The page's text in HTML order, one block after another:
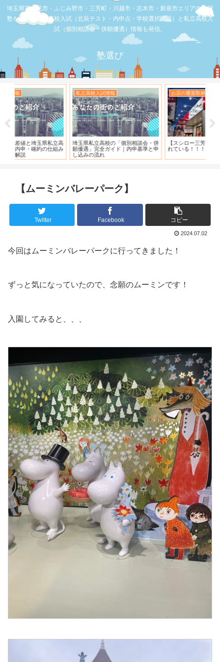
埼玉県富士見市・ふじみ野市・三芳町・川越市・志木市・新座市エリアの学習
塾を比較。公立高校入試（北辰テスト・内申点・学校選択問題）と私立高校入
試（個別相談会・併願優遇）情報も発信。
塾選び
お店の覆面取材
【スシロー三芳店】リニューアルさ
れている！！！
お店の覆面取材
【三芳】フーコット
【ムーミンバレーパーク】
Twitter Facebook コピー
2024.07.02
今回はムーミンバレーパークに行ってきました！
ずっと気になっていたので、念願のムーミンです！
入園してみると、、、